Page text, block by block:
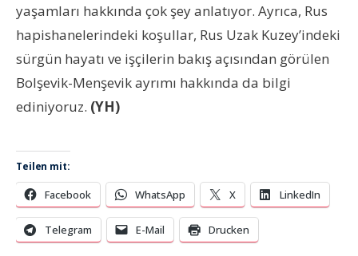
yaşamları hakkında çok şey anlatıyor. Ayrıca, Rus
hapishanelerindeki koşullar, Rus Uzak Kuzey’indeki
sürgün hayatı ve işçilerin bakış açısından görülen
Bolşevik-Menşevik ayrımı hakkında da bilgi
ediniyoruz. (YH)
Teilen mit:
Facebook WhatsApp X LinkedIn
Telegram E-Mail Drucken